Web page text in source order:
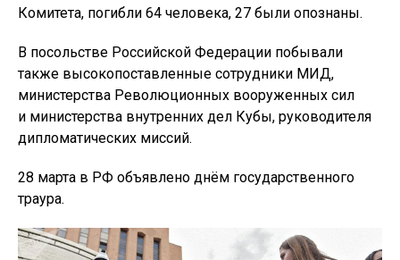
Комитета, погибли 64 человека, 27 были опознаны.
В посольстве Российской Федерации побывали
также высокопоставленные сотрудники МИД,
министерства Революционных вооруженных сил
и министерства внутренних дел Кубы, руководителя
дипломатических миссий.
28 марта в РФ объявлено днём государственного
траура.